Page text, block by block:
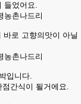
들었어요.
로 고향의맛이 아닐
입니다.
간식이 될거에요.